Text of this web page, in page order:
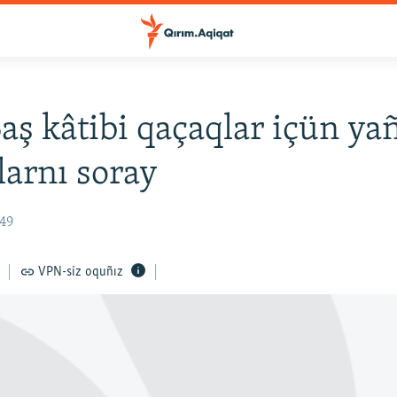
kâtibi qaçaqlar içün
soray
VPN-siz oquñız